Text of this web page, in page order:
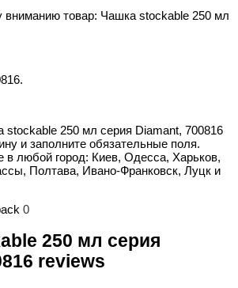
вниманию товар: Чашка stockable 250 мл
stockable 250 мл серия Diamant, 700816
и заполните обязательные поля.
в любой город: Киев, Одесса, Харьков,
Полтава, Ивано-Франковск, Луцк и
0
250 мл серия
reviews